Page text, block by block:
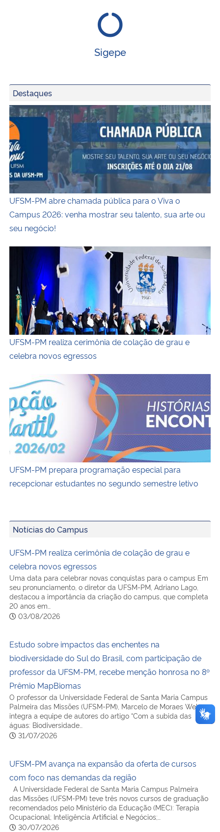
Sigepe
Destaques
UFSM-PM abre chamada pública para o Viva o Campus
UFSM-PM abre chamada pública para o Viva o
Campus 2026: venha mostrar seu talento, sua arte ou
seu negócio!
UFSM-PM realiza cerimônia de colação de grau e
UFSM-PM realiza cerimônia de colação de grau e
celebra novos egressos
UFSM-PM prepara programação especial para
UFSM-PM prepara programação especial para
recepcionar estudantes no segundo semestre letivo
Notícias do Campus
UFSM-PM realiza cerimônia de colação de grau e
celebra novos egressos
Uma data para celebrar novas conquistas para o campus Em
seu pronunciamento, o diretor da UFSM-PM, Adriano Lago,
destacou a importância da criação do campus, que completa
20 anos em…
03/08/2026
Estudo sobre impactos das enchentes na
biodiversidade do Sul do Brasil, com participação de
professor da UFSM-PM, recebe menção honrosa no 8º
Prêmio MapBiomas
O professor da Universidade Federal de Santa Maria Campus
Palmeira das Missões (UFSM-PM), Marcelo de Moraes Weber,
integra a equipe de autores do artigo “Com a subida das
águas: Biodiversidade…
31/07/2026
UFSM-PM avança na expansão da oferta de cursos
com foco nas demandas da região
A Universidade Federal de Santa Maria Campus Palmeira
das Missões (UFSM-PM) teve três novos cursos de graduação
recomendados pelo Ministério da Educação (MEC): Terapia
Ocupacional; Inteligência Artificial e Negócios;…
30/07/2026